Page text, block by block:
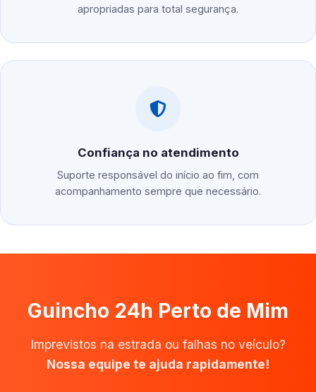
apropriadas para total segurança.
Confiança no atendimento
Suporte responsável do início ao fim, com
acompanhamento sempre que necessário.
Guincho 24h Perto de Mim
Imprevistos na estrada ou falhas no veículo?
Nossa equipe te ajuda rapidamente!